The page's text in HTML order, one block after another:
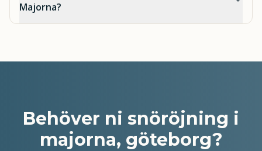
Majorna?
Behöver ni snöröjning i
majorna, göteborg?